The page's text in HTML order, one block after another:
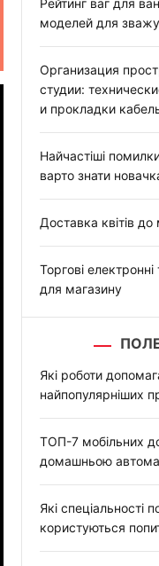
Рейтинг ваг для
моделей для
Организация
студии:
и прокладки
Найчастіші
варто знати
Доставка квітів
Торгові
для магазину
Які роботи
найпопулярніших
ТОП-7 мобільних
домашньою
Які спеціальності
користуються